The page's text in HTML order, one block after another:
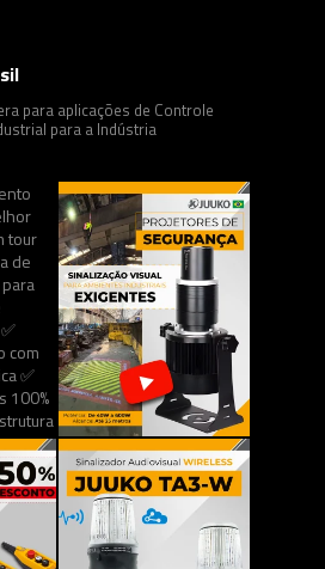
para aplicações de Controle
para a Indústria